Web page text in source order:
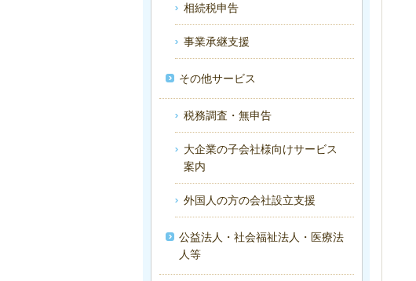
相続税申告
事業承継支援
その他サービス
税務調査・無申告
大企業の子会社様向けサービス
案内
外国人の方の会社設立支援
公益法人・社会福祉法人・医療法
人等